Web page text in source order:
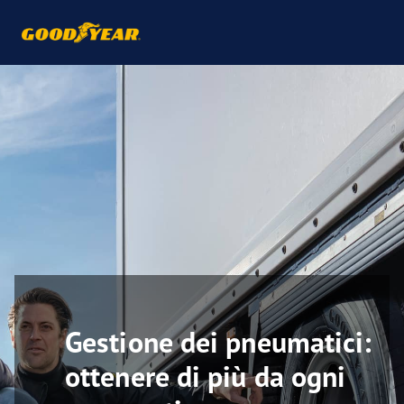
Gestione dei pneumatici:
ottenere di più da ogni